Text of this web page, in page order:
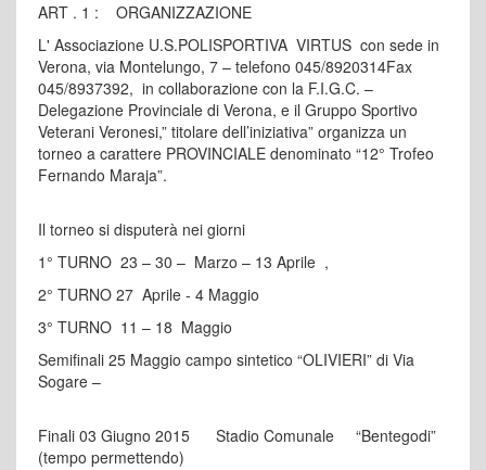
ART . 1 : ORGANIZZAZIONE
L' Associazione U.S.POLISPORTIVA VIRTUS con sede in
Verona, via Montelungo, 7 – telefono 045/8920314Fax
045/8937392, in collaborazione con la F.I.G.C. –
Delegazione Provinciale di Verona, e il Gruppo Sportivo
Veterani Veronesi,” titolare dell’iniziativa” organizza un
torneo a carattere PROVINCIALE denominato “12° Trofeo
Fernando Maraja”.
Il torneo si disputerà nei giorni
1° TURNO 23 – 30 – Marzo – 13 Aprile ,
2° TURNO 27 Aprile - 4 Maggio
3° TURNO 11 – 18 Maggio
Semifinali 25 Maggio campo sintetico “OLIVIERI” di Via
Sogare –
Finali 03 Giugno 2015 Stadio Comunale “Bentegodi”
(tempo permettendo)